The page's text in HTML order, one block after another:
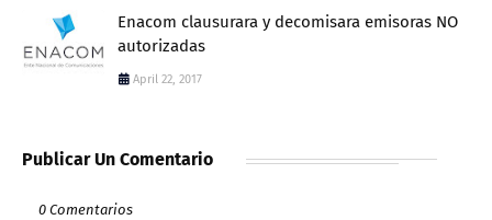
Enacom clausurara y decomisara emisoras NO
autorizadas
April 22, 2017
Publicar Un Comentario
0 Comentarios